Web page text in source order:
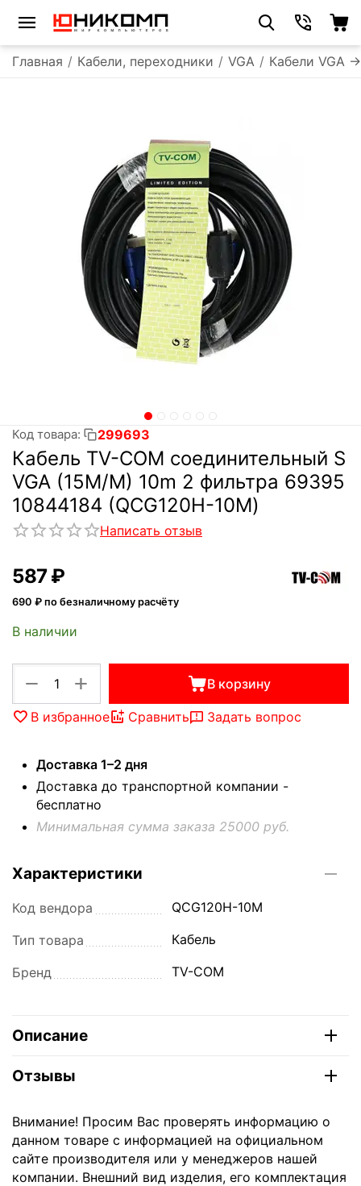
Главная / Кабели, переходники / VGA / Кабели VGA -
Код товара: 299693
Кабель TV-COM соединительный S
VGA (15M/M) 10m 2 фильтра 69395
10844184 (QCG120H-10M)
Написать отзыв
‍587‍₽
690 ₽ по безналичному расчёту
В наличии
+
− В корзину
В избранное Сравнить Задать вопрос
Доставка 1–2 дня
Доставка до транспортной компании -
бесплатно
Минимальная сумма заказа 25000 руб.
Характеристики
Код вендора QCG120H-10M
Тип товара Кабель
Бренд TV-COM
Описание
Отзывы
Внимание! Просим Вас проверять информацию о
данном товаре с информацией на официальном
сайте производителя или у менеджеров нашей
компании. Внешний вид изделия, его комплектация